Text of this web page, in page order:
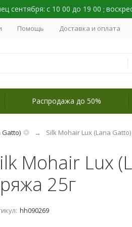
сентября: с 10 00 до 19 00 ;
Помощь Доставка и оплата
Распродажа до 50%
Gatto) Silk Mohair Lux (Lana
Mohair Lux
25г
hh090269